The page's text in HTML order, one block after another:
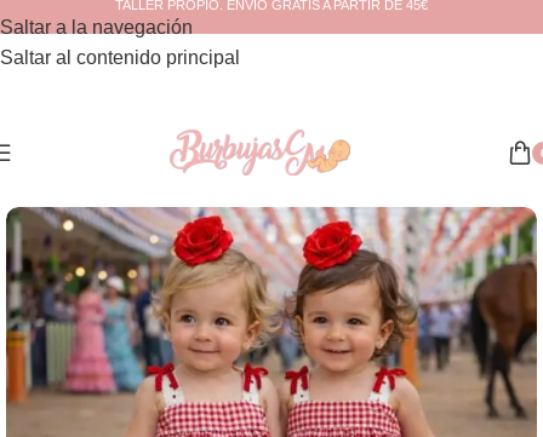
Saltar a la navegación
Saltar al contenido principal
TALLER PROPIO. ENVÍO GRATIS A PARTIR DE 45€
Inicio Moda Flamenca/Trajes de flamenca